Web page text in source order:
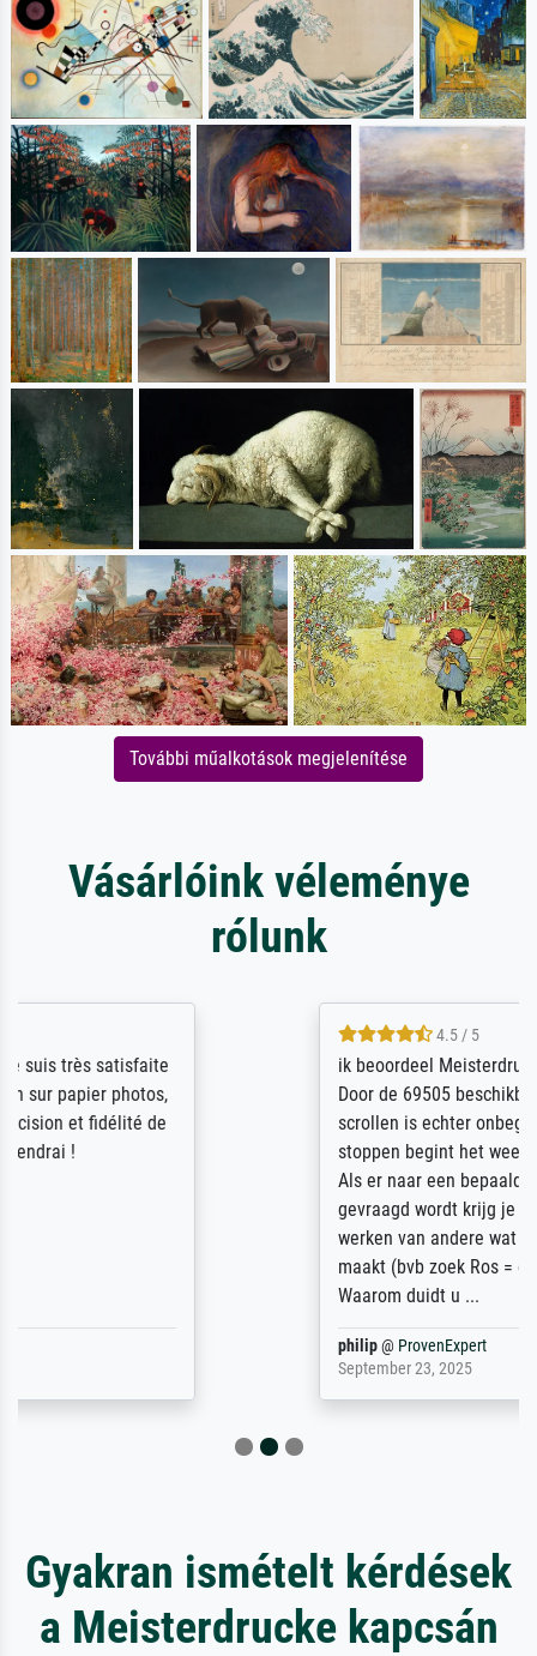
További műalkotások megjelenítése
Vásárlóink véleménye
rólunk
ik beoordeel Meisterdrucke zeer positief.
Door de 69505 beschikbare kunstenaars
scrollen is echter onbegonnen werk (na
stoppen begint het weer van voor af aan).
Als er naar een bepaalde kunstenaar
gevraagd wordt krijg je ook een aantal
werken van andere wat het onoverzichtelijk
maakt (bvb zoek Ros = ook Rops, Rose etc).
Gyakran ismételt kérdések
a Meisterdrucke kapcsán